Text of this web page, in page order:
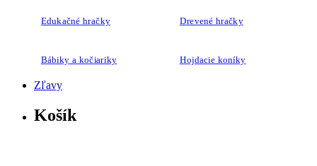
Edukačné hračky Drevené hračky
Bábiky a kočiariky Hojdacie koníky
Zľavy
Košík